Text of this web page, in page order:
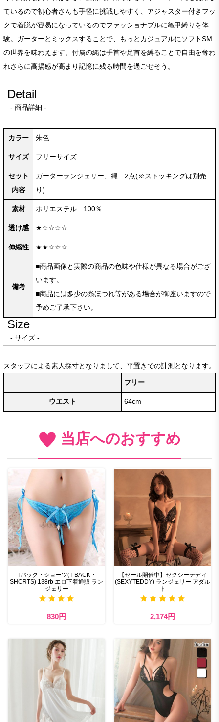
ているので初心者さんも手軽に挑戦しやすく、アジャスター付きフッ
クで着脱が容易になっているのでファッショナブルに亀甲縛りを体
験。ガーターとミックスすることで、もっとカジュアルにソフトSM
の世界を味わえます。付属の縄は手首や足首を縛ることで自由を奪わ
れさらに高揚感が高まり記憶に残る時間を過ごせそう。
Detail
- 商品詳細 -
カラー 朱色
サイズ フリーサイズ
セット
内容
ガーターランジェリー、縄 2点(※ストッキングは別売
り)
素材 ポリエステル 100％
透け感 ★☆☆☆☆
伸縮性 ★★☆☆☆
備考
■商品画像と実際の商品の色味や仕様が異なる場合がござ
います。
■商品には多少の糸ほつれ等がある場合が御座いますので
予めご了承下さい。
Size
- サイズ -
スタッフによる素人採寸となりまして、平置きでの計測となります。
フリー
ウエスト 64cm
当店へのおすすめ
Tバック・ショーツ(T-BACK・
SHORTS) 138rb エロ下着通販 ラン
ジェリー
830円
【セール開催中】セクシーテディ
(SEXYTEDDY) ランジェリー アダル
ト
2,174円